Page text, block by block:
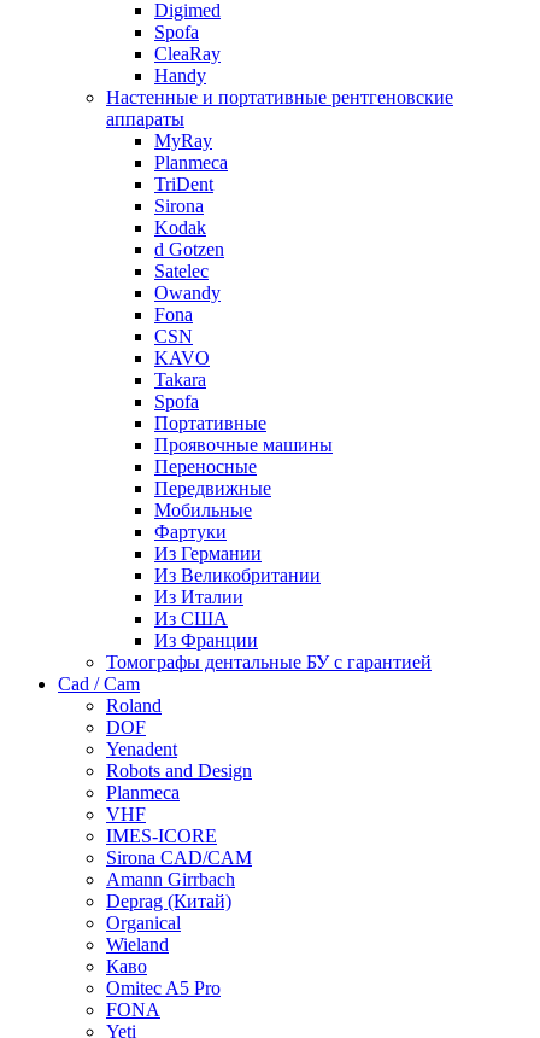
Digimed
Spofa
CleaRay
Handy
Настенные и портативные рентгеновские
аппараты
MyRay
Planmeca
TriDent
Sirona
Kodak
d Gotzen
Satelec
Owandy
Fona
CSN
KAVO
Takara
Spofa
Портативные
Проявочные машины
Переносные
Передвижные
Мобильные
Фартуки
Из Германии
Из Великобритании
Из Италии
Из США
Из Франции
Томографы дентальные БУ с гарантией
Cad / Cam
Roland
DOF
Yenadent
Robots and Design
Planmeca
VHF
IMES-ICORE
Sirona CAD/CAM
Amann Girrbach
Deprag (Китай)
Organical
Wieland
Каво
Omitec A5 Pro
FONA
Yeti